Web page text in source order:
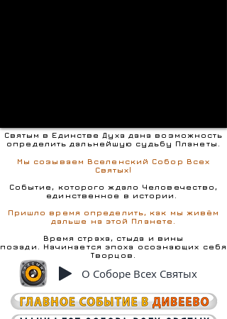
Святым в Единстве Духа дана возможность
определить дальнейшую судьбу Планеты.
Мы созываем Вселенский Собор Всех
Святых!
Событие, которого ждало Человечество,
единственное в истории.
Пришло время определить, как мы живём
дальше на этой Планете.
Время страха, стыда и вины
позади. Начинается эпоха осознающих себя
Творцов.
О Соборе Всех Святых